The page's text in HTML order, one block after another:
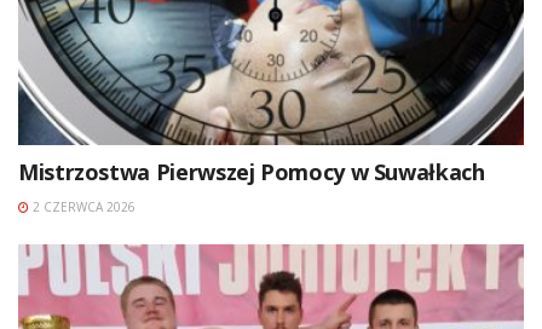
Mistrzostwa Pierwszej Pomocy w Suwałkach
2 CZERWCA 2026